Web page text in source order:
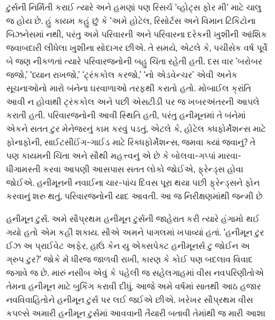
ટુર્સની નિર્મિતી કરાઈ ત્યારે અને હમણાં પણ રિસર્ચ ‘વ્હોટ્સ ફોર મી‘ માટે ચાલુ
જ હોય છે. હું કાયમ કહું છું કે ‘અમે હોટેલ, રિસોર્ટસ અને વિમાન ટિકિટોના
બિઝનેસમાં નથી, પરંતુ અમે પરિવારની અને પરિવારના દરેકની ખુશીની આંશિક
જવાબદારી લીધેલા ખુશીના સોદાગર છીએ. તે સમયે, એટલે કે, પચીસેક વર્ષ પૂર્વે
બે જણ નીકળતાં ત્યારે પરિવારજનોની બહુ ચિંતા રહેતી હતી. દસ વાર ‘બરોબર
જજો,’ ‘ધ્યાન રાખજો,’ ‘ટ્રંકકોલ કરજો,’ ‘નો એડવેન્ચર’ એવી અનેક
સૂચનાઓનો મારો બંનેના ઘરવાળાઓ તરફથી કરાતો હતો. મોબાઈલ ક્રાંતિ
આવી ન હોવાથી ટ્રંકકોલ અને પછી એસટીડી પર જ ખબરઅંતરની આપલે
કરાતી હતી. પરિવારજનોની આવી સ્થિતિ હતી, પરંતુ હનીમૂનમાં તે બંનેમાં
એકને સતત ટુર મેનેજરનું કામ કરવું પડતું, એટલે કે, હોટેલ ક્ધફોર્મેશન્સ માટે
ફોનાફોની, સાઈટસીઈંગ-ગાઈડ માટે રિક્ધફોર્મેશન્સ, જમવા ક્યાં જવાનું? તે
પણ કાયમની ચિંતા અને સૌથી મહત્ત્વનું એ છે કે બોલવા-ગપ્પાં મારવા-
ધીંગામસ્તી કરવા આપણી આસપાસ સતત લોકો જોઈએ, ફ્રેન્ડ્સ હોવા
જોઈએ. હનીમૂનની નવાઈના ચાર-પાંચ દિવસ પૂરા થયા પછી ફ્રેન્ડ્સને ફોન
કરવાનું શરુ થતું, પરિવારજનોની યાદ આવતી. આ જ નિરીક્ષણમાંથી જન્મી છે
હનીમૂન ટુર્સ. અમે સૌપ્રથમ હનીમૂન ટુર્સની જાહેરાત કરી ત્યારે હંગામો થઈ
ગયો હતો એમ કહી શકાય. સૌએ અમને પાગલમાં ખપાવ્યાં હતાં. ‘હનીમૂન ટુર
ઈઝ અ પ્રાઈવેટ અફેર, હાઉ કેન યુ એક્સપેક્ટ હનીમૂનર્સ ટુ જોઈન અ
ગ્રુપ ટુર?’ જોકે મેં ધીરજ જાળવી રાખી, કારણ કે કોઈ પણ બદલાવ વિવાદ
જગાવે જ છે. મારું નસીબ એવું કે પહેલી જ સહેલગાહમાં વીસ નવપરિણીતોએ
તેમના હનીમૂન માટે બુકિંગ કરાવી દીધું. આજે અમે વર્ષમાં સાતથી આઠ હજાર
નવવિવાહિતોને હનીમૂન ટુર્સ પર લઈ જઈએ છીએ. ખરેખર સૌપ્રથમ વીસ
કપલ્સે અમારી હનીમૂન ટુર્સમાં આવવાની તૈયારી બતાવી તેમાંથી જ મારી આશા